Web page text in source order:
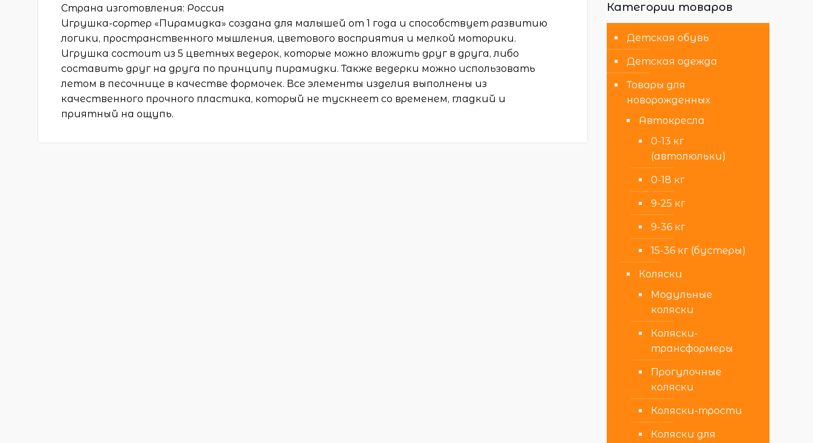
Страна изготовления: Россия
Игрушка-сортер «Пирамидка» создана для малышей от 1 года и способствует развитию
логики, пространственного мышления, цветового восприятия и мелкой моторики.
Игрушка состоит из 5 цветных ведерок, которые можно вложить друг в друга, либо
составить друг на друга по принципу пирамидки. Также ведерки можно использовать
летом в песочнице в качестве формочек. Все элементы изделия выполнены из
качественного прочного пластика, который не тускнеет со временем, гладкий и
приятный на ощупь.
Категории товаров
Детская обувь
Детская одежда
Товары для
новорожденных
Автокресла
0-13 кг
(автолюльки)
0-18 кг
9-25 кг
9-36 кг
15-36 кг (бустеры)
Коляски
Модульные
коляски
Коляски-
трансформеры
Прогулочные
коляски
Коляски-трости
Коляски для